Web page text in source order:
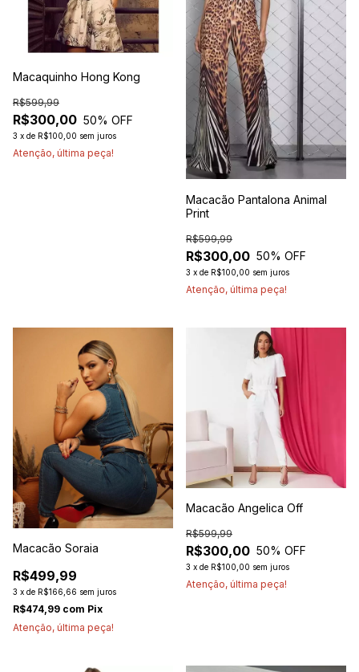
Macaquinho Hong Kong
R$300,00
R$599,99
50% OFF
3 x de R$100,00 sem juros
Atenção, última peça!
Macacão Pantalona Animal
Print
R$300,00
R$599,99
50% OFF
3 x de R$100,00 sem juros
Atenção, última peça!
Macacão Soraia
R$499,99
3 x de R$166,66 sem juros
R$474,99 com Pix
Atenção, última peça!
Macacão Angelica Off
R$300,00
R$599,99
50% OFF
3 x de R$100,00 sem juros
Atenção, última peça!